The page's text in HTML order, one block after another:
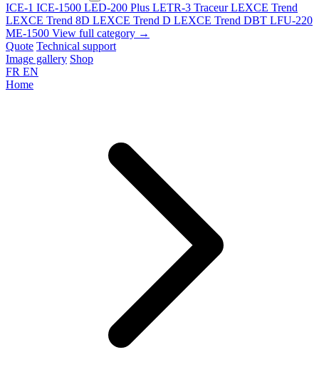
ICE-1 ICE-1500 LED-200 Plus LETR-3 Traceur LEXCE Trend
LEXCE Trend 8D LEXCE Trend D LEXCE Trend DBT LFU-220
ME-1500 View full category →
Quote Technical support
Image gallery Shop
FR EN
Home